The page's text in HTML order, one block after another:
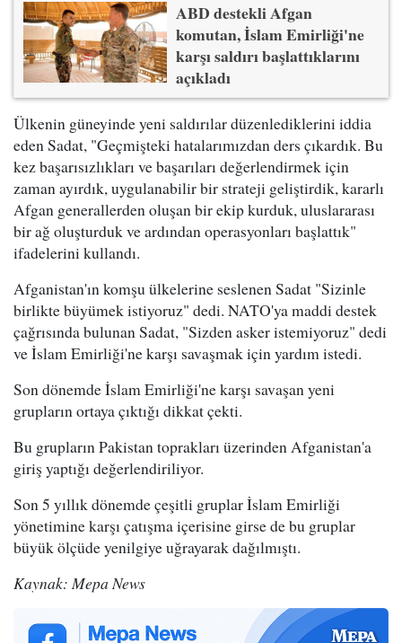
ABD destekli Afgan
komutan, İslam Emirliği'ne
karşı saldırı başlattıklarını
açıkladı
Ülkenin güneyinde yeni saldırılar düzenlediklerini iddia
eden Sadat, "Geçmişteki hatalarımızdan ders çıkardık. Bu
kez başarısızlıkları ve başarıları değerlendirmek için
zaman ayırdık, uygulanabilir bir strateji geliştirdik, kararlı
Afgan generallerden oluşan bir ekip kurduk, uluslararası
bir ağ oluşturduk ve ardından operasyonları başlattık"
ifadelerini kullandı.
Afganistan'ın komşu ülkelerine seslenen Sadat "Sizinle
birlikte büyümek istiyoruz" dedi. NATO'ya maddi destek
çağrısında bulunan Sadat, "Sizden asker istemiyoruz" dedi
ve İslam Emirliği'ne karşı savaşmak için yardım istedi.
Son dönemde İslam Emirliği'ne karşı savaşan yeni
grupların ortaya çıktığı dikkat çekti.
Bu grupların Pakistan toprakları üzerinden Afganistan'a
giriş yaptığı değerlendiriliyor.
Son 5 yıllık dönemde çeşitli gruplar İslam Emirliği
yönetimine karşı çatışma içerisine girse de bu gruplar
büyük ölçüde yenilgiye uğrayarak dağılmıştı.
Kaynak: Mepa News